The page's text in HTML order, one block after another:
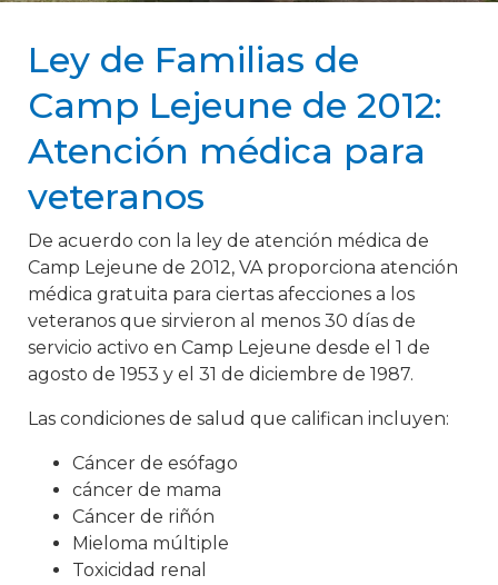
Ley de Familias de
Camp Lejeune de 2012:
Atención médica para
veteranos
De acuerdo con la ley de atención médica de
Camp Lejeune de 2012, VA proporciona atención
médica gratuita para ciertas afecciones a los
veteranos que sirvieron al menos 30 días de
servicio activo en Camp Lejeune desde el 1 de
agosto de 1953 y el 31 de diciembre de 1987.
Las condiciones de salud que califican incluyen:
Cáncer de esófago
cáncer de mama
Cáncer de riñón
Mieloma múltiple
Toxicidad renal